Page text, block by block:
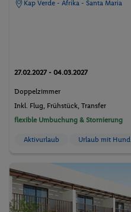
Kap Verde - Afrika - Santa Maria
27.02.2027 - 04.03.2027
Doppelzimmer
Inkl. Flug, Frühstück, Transfer
flexible Umbuchung & Stornierung
Aktivurlaub Urlaub mit Hund